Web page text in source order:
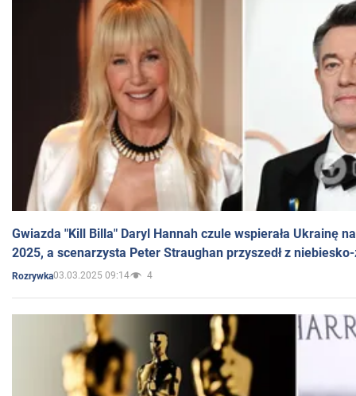
Gwiazda "Kill Billa" Daryl Hannah czule wspierała Ukrainę
2025, a scenarzysta Peter Straughan przyszedł z
Rozrywka03.03.2025 09:14 4